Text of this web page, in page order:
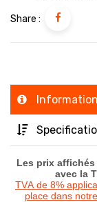
Share :
Les prix
avec la
TVA de 8%
place dans